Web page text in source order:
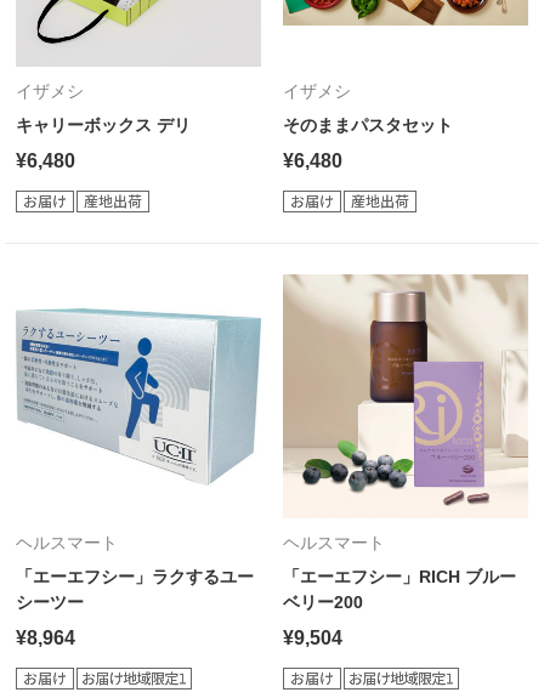
イザメシ
キャリーボックス デリ
¥6,480
イザメシ
そのままパスタセット
¥6,480
ヘルスマート
「エーエフシー」ラクするユー
シーツー
¥8,964
ヘルスマート
「エーエフシー」RICH ブルー
ベリー200
¥9,504